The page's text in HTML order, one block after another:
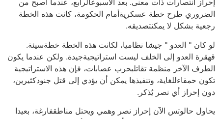
إحراز انتصارات ذات معنى. بعد الأسبوعالرابع، عندما أصبح من
الضروري طرح خطة عسكريةأمام الحكومة، كانت هذه الخطة
رجعية بشكل لا يمكنتصديقه.
لو كان " العدو " جيشا نظاميا، لكانت هذه الخطة خطةسيئة.
قهقرة العدو إلى الخلف ليست استراتيجيةجيدة. ولكن عندما يكون
الطرف الآخر منظمة تقاتلبحرب عصابات، فإن هذه الاستراتيجية
تكون حمقاءللغاية، وتنفيذها يمكن أن يؤدي إلى قتل جنودكثيرين،
دون إحراز أي نصر يُذكر.
يحاول حالوتس الآن إحراز نصر وهمي ويحتل مناطقفارغة، بعيدا